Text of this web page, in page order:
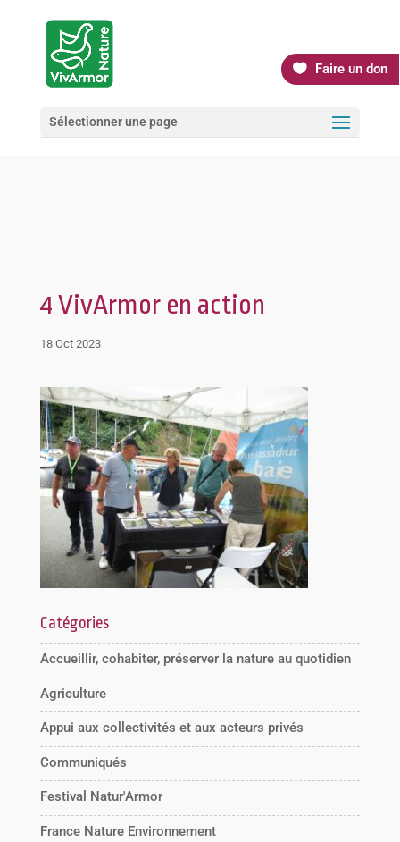
Faire un don
Sélectionner une page
4 VivArmor en action
18 Oct 2023
Catégories
Accueillir, cohabiter, préserver la nature au quotidien
Agriculture
Appui aux collectivités et aux acteurs privés
Communiqués
Festival Natur'Armor
France Nature Environnement